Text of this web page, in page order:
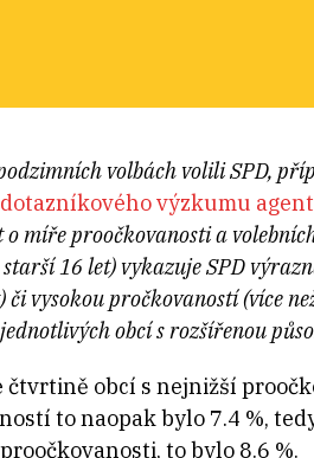
volbách volili SPD,
výzkumu
míře proočkovanosti a
16 let) vykazuje SPD
či vysokou pročkovaností (více
obcí s rozšířenou
čtvrtině obcí s nejnižší
to naopak bylo 7.4 %,
to bylo 8.6 %.